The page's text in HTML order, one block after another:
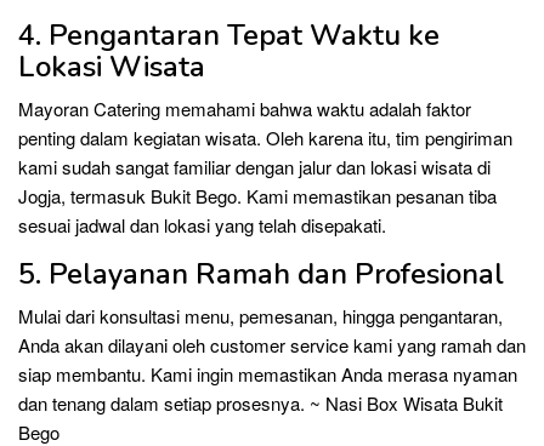
4. Pengantaran Tepat Waktu ke
Lokasi Wisata
Mayoran Catering memahami bahwa waktu adalah faktor
penting dalam kegiatan wisata. Oleh karena itu, tim pengiriman
kami sudah sangat familiar dengan jalur dan lokasi wisata di
Jogja, termasuk Bukit Bego. Kami memastikan pesanan tiba
sesuai jadwal dan lokasi yang telah disepakati.
5. Pelayanan Ramah dan Profesional
Mulai dari konsultasi menu, pemesanan, hingga pengantaran,
Anda akan dilayani oleh customer service kami yang ramah dan
siap membantu. Kami ingin memastikan Anda merasa nyaman
dan tenang dalam setiap prosesnya. ~ Nasi Box Wisata Bukit
Bego